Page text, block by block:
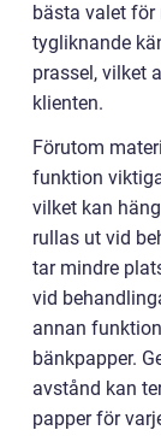
bästa valet för
tygliknande
prassel, vilket
klienten.
Förutom
funktion
vilket kan
rullas ut vid
tar mindre
vid
annan
bänkpapper.
avstånd kan
papper för